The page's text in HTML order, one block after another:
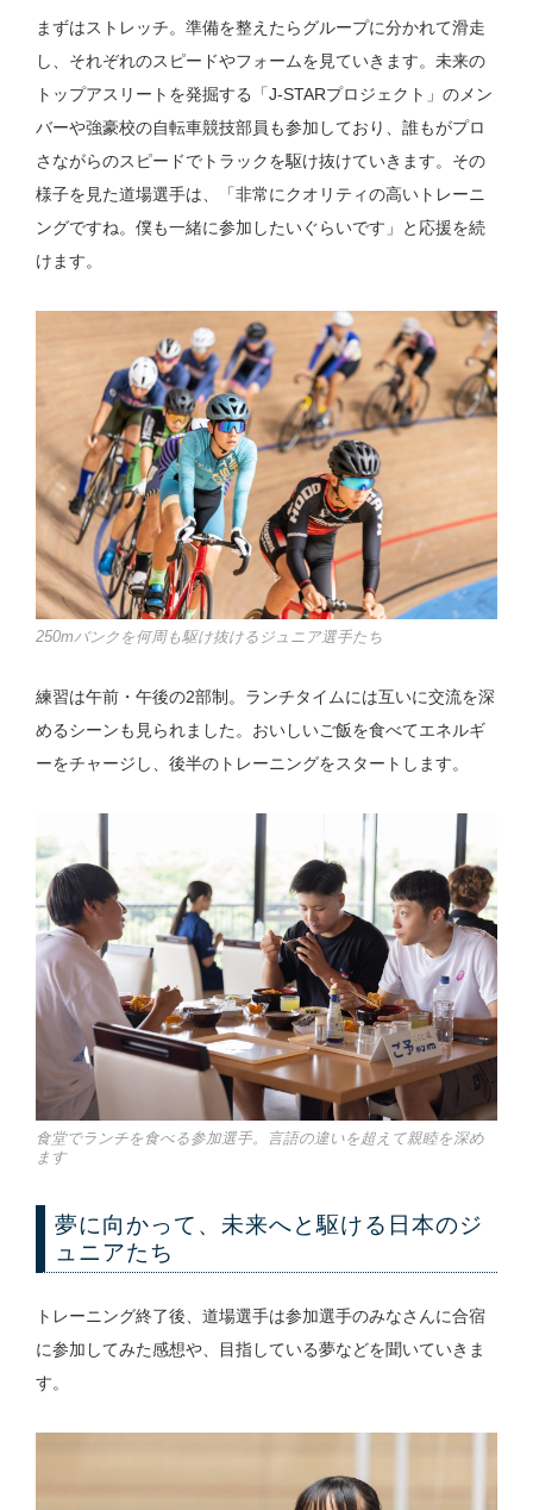
まずはストレッチ。準備を整えたらグループに分かれて滑走
し、それぞれのスピードやフォームを見ていきます。未来の
トップアスリートを発掘する「J-STARプロジェクト」のメン
バーや強豪校の自転車競技部員も参加しており、誰もがプロ
さながらのスピードでトラックを駆け抜けていきます。その
様子を見た道場選手は、「非常にクオリティの高いトレーニ
ングですね。僕も一緒に参加したいぐらいです」と応援を続
けます。
250mバンクを何周も駆け抜けるジュニア選手たち
練習は午前・午後の2部制。ランチタイムには互いに交流を深
めるシーンも見られました。おいしいご飯を食べてエネルギ
ーをチャージし、後半のトレーニングをスタートします。
食堂でランチを食べる参加選手。言語の違いを超えて親睦を深め
ます
夢に向かって、未来へと駆ける日本のジ
ュニアたち
トレーニング終了後、道場選手は参加選手のみなさんに合宿
に参加してみた感想や、目指している夢などを聞いていきま
す。